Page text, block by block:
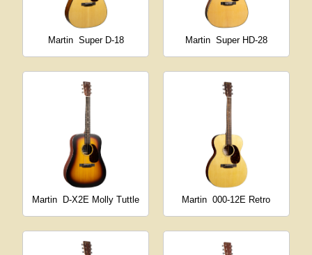
Martin Super D-18 Martin Super HD-28
Martin D-X2E Molly Tuttle Martin 000-12E Retro